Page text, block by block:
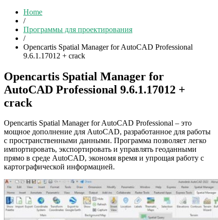
Home
/
Программы для проектирования
/
Opencartis Spatial Manager for AutoCAD Professional
9.6.1.17012 + crack
Opencartis Spatial Manager for
AutoCAD Professional 9.6.1.17012 +
crack
Opencartis Spatial Manager for AutoCAD Professional – это
мощное дополнение для AutoCAD, разработанное для работы
с пространственными данными. Программа позволяет легко
импортировать, экспортировать и управлять геоданными
прямо в среде AutoCAD, экономя время и упрощая работу с
картографической информацией.